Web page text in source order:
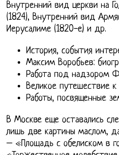
Внутренний вид церкви на
(1824), Внутренний вид
Иерусалиме (1820-е) и др.
История, события
Максим Воробьев:
Работа под надзором
Великое путешествие
Работы, посвященные
В Москве еще оставались
лишь две картины маслом,
– «Площадь с обелиском в